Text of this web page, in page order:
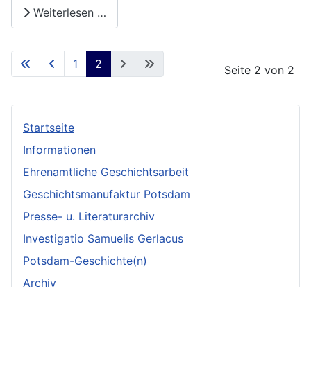
Startseite
Informationen
Ehrenamtliche Geschichtsarbeit
Geschichtsmanufaktur Potsdam
Presse- u. Literaturarchiv
Investigatio Samuelis Gerlacus
Potsdam-Geschichte(n)
Archiv
Weiterlesen …
Seite 2 von 2
1 2